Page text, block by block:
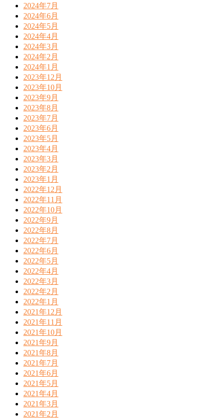
2024年7月
2024年6月
2024年5月
2024年4月
2024年3月
2024年2月
2024年1月
2023年12月
2023年10月
2023年9月
2023年8月
2023年7月
2023年6月
2023年5月
2023年4月
2023年3月
2023年2月
2023年1月
2022年12月
2022年11月
2022年10月
2022年9月
2022年8月
2022年7月
2022年6月
2022年5月
2022年4月
2022年3月
2022年2月
2022年1月
2021年12月
2021年11月
2021年10月
2021年9月
2021年8月
2021年7月
2021年6月
2021年5月
2021年4月
2021年3月
2021年2月